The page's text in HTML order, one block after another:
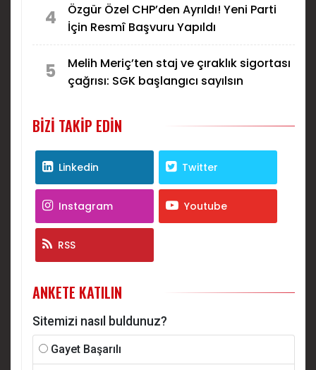
4
Özgür Özel CHP’den Ayrıldı! Yeni Parti
İçin Resmî Başvuru Yapıldı
5
Melih Meriç’ten staj ve çıraklık sigortası
çağrısı: SGK başlangıcı sayılsın
BIZI TAKIP EDIN
Linkedin Twitter
Instagram Youtube
RSS
ANKETE KATILIN
Sitemizi nasıl buldunuz?
Gayet Başarılı